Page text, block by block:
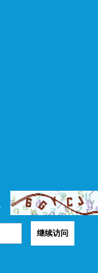
继续访问